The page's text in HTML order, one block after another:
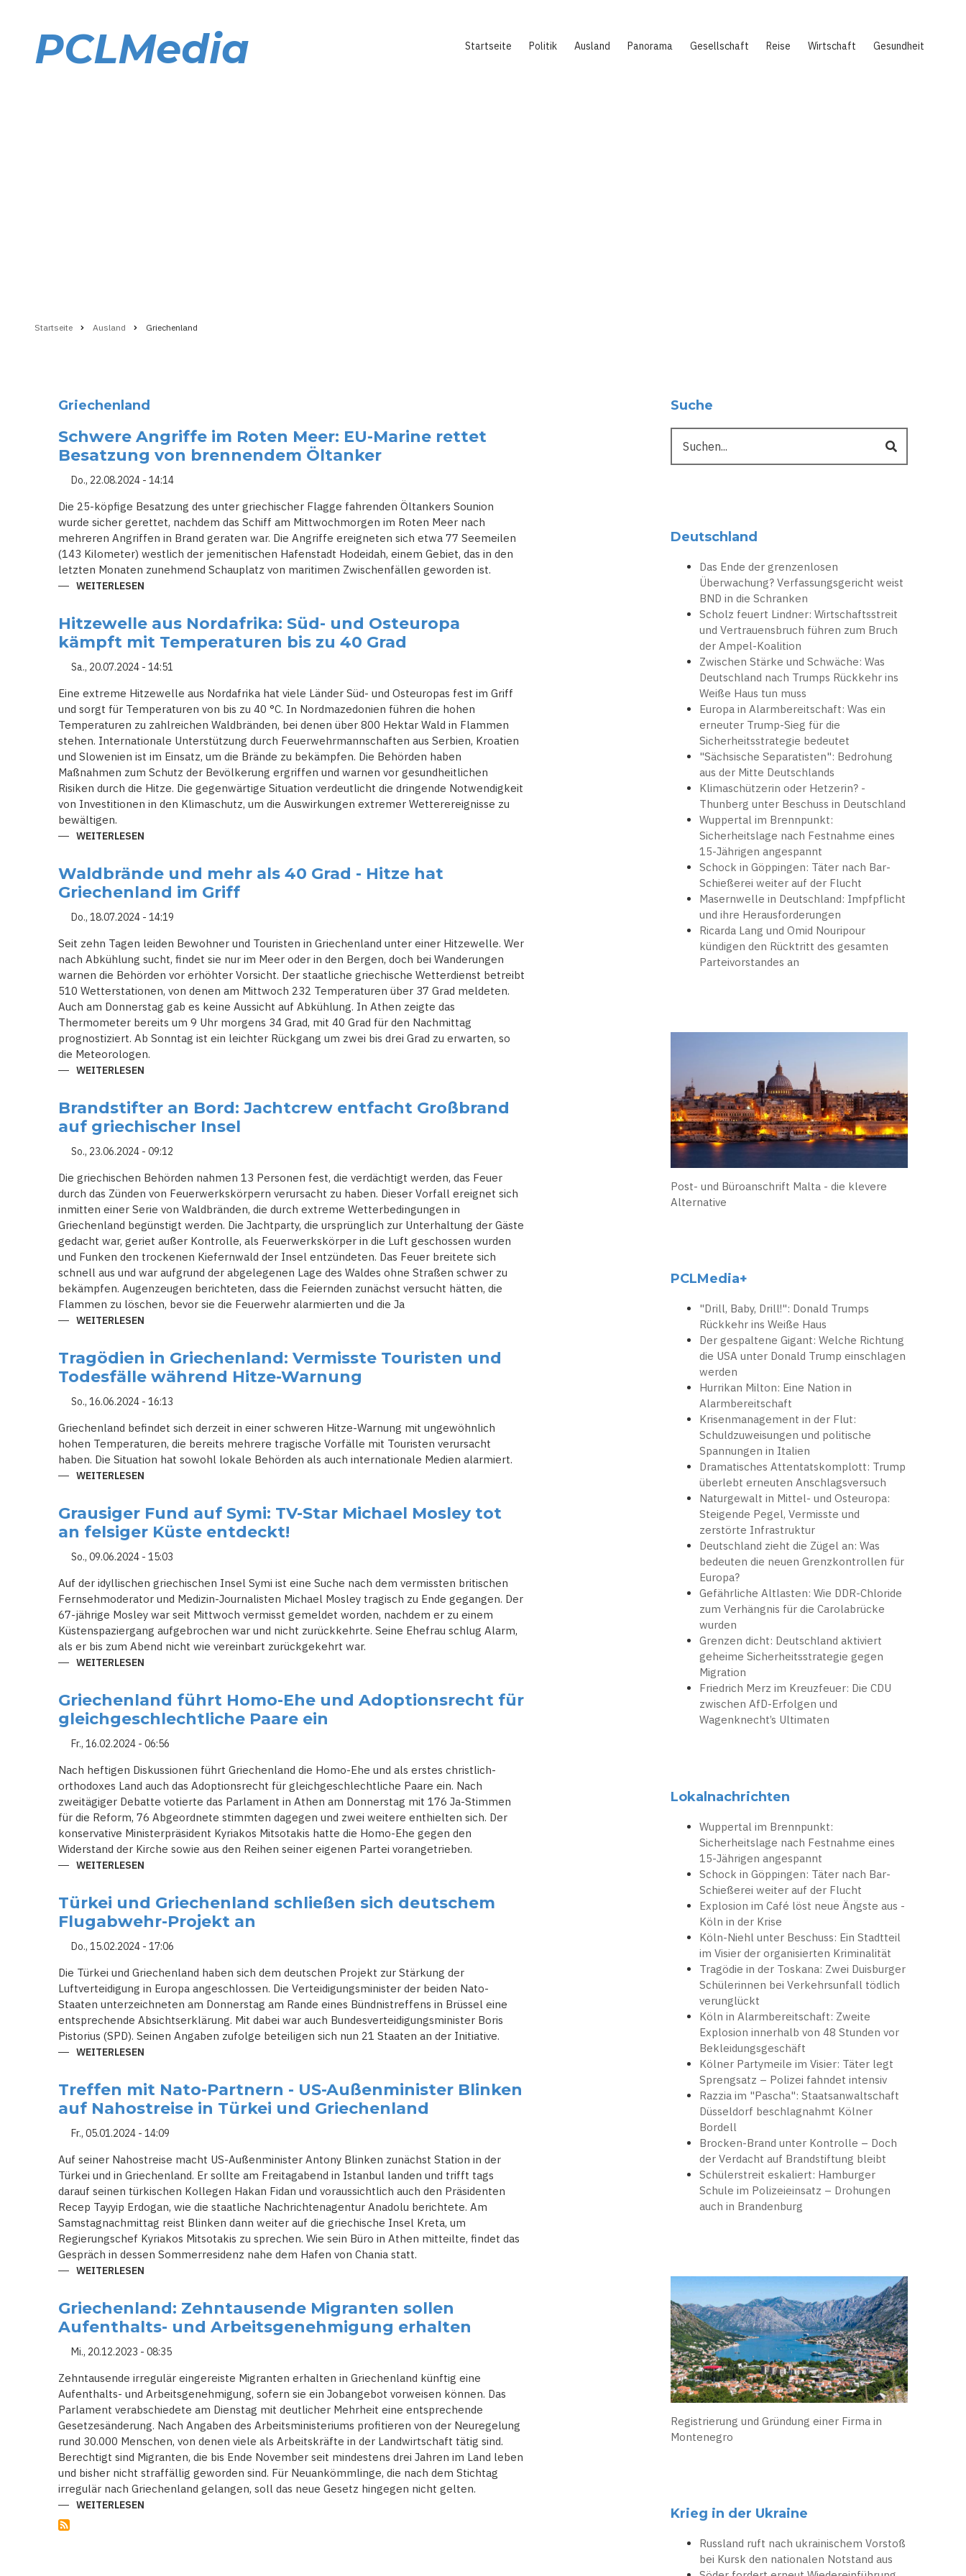
PCLMedia Startseite Politik Ausland Panorama Gesellschaft Reise Wirtschaft Gesundheit
Startseite Ausland Griechenland
Griechenland
Schwere Angriffe im Roten Meer: EU-Marine rettet
Besatzung von brennendem Öltanker
Do., 22.08.2024 - 14:14
Die 25-köpfige Besatzung des unter griechischer Flagge fahrenden Öltankers Sounion
wurde sicher gerettet, nachdem das Schiff am Mittwochmorgen im Roten Meer nach
mehreren Angriffen in Brand geraten war. Die Angriffe ereigneten sich etwa 77 Seemeilen
(143 Kilometer) westlich der jemenitischen Hafenstadt Hodeidah, einem Gebiet, das in den
letzten Monaten zunehmend Schauplatz von maritimen Zwischenfällen geworden ist.
WEITERLESEN
ROTEN
MEER:
EU-
RETTET
BRENNENDEM
ÖLTANKER
Hitzewelle aus Nordafrika: Süd- und Osteuropa
kämpft mit Temperaturen bis zu 40 Grad
Sa., 20.07.2024 - 14:51
Eine extreme Hitzewelle aus Nordafrika hat viele Länder Süd- und Osteuropas fest im Griff
und sorgt für Temperaturen von bis zu 40 °C. In Nordmazedonien führen die hohen
Temperaturen zu zahlreichen Waldbränden, bei denen über 800 Hektar Wald in Flammen
stehen. Internationale Unterstützung durch Feuerwehrmannschaften aus Serbien, Kroatien
und Slowenien ist im Einsatz, um die Brände zu bekämpfen. Die Behörden haben
Maßnahmen zum Schutz der Bevölkerung ergriffen und warnen vor gesundheitlichen
Risiken durch die Hitze. Die gegenwärtige Situation verdeutlicht die dringende Notwendigkeit
von Investitionen in den Klimaschutz, um die Auswirkungen extremer Wetterereignisse zu
bewältigen.
WEITERLESEN
NORDAFRIKA:
SÜD-
UND
OSTEUROPA
MIT
BIS
ZU
40
GRAD
Waldbrände und mehr als 40 Grad - Hitze hat
Griechenland im Griff
Do., 18.07.2024 - 14:19
Seit zehn Tagen leiden Bewohner und Touristen in Griechenland unter einer Hitzewelle. Wer
nach Abkühlung sucht, findet sie nur im Meer oder in den Bergen, doch bei Wanderungen
warnen die Behörden vor erhöhter Vorsicht. Der staatliche griechische Wetterdienst betreibt
510 Wetterstationen, von denen am Mittwoch 232 Temperaturen über 37 Grad meldeten.
Auch am Donnerstag gab es keine Aussicht auf Abkühlung. In Athen zeigte das
Thermometer bereits um 9 Uhr morgens 34 Grad, mit 40 Grad für den Nachmittag
prognostiziert. Ab Sonntag ist ein leichter Rückgang um zwei bis drei Grad zu erwarten, so
die Meteorologen.
WEITERLESEN
ALS
40
GRAD
HITZE
GRIECHENLAND
IM
GRIFF
Brandstifter an Bord: Jachtcrew entfacht Großbrand
auf griechischer Insel
So., 23.06.2024 - 09:12
Die griechischen Behörden nahmen 13 Personen fest, die verdächtigt werden, das Feuer
durch das Zünden von Feuerwerkskörpern verursacht zu haben. Dieser Vorfall ereignet sich
inmitten einer Serie von Waldbränden, die durch extreme Wetterbedingungen in
Griechenland begünstigt werden. Die Jachtparty, die ursprünglich zur Unterhaltung der Gäste
gedacht war, geriet außer Kontrolle, als Feuerwerkskörper in die Luft geschossen wurden
und Funken den trockenen Kiefernwald der Insel entzündeten. Das Feuer breitete sich
schnell aus und war aufgrund der abgelegenen Lage des Waldes ohne Straßen schwer zu
bekämpfen. Augenzeugen berichteten, dass die Feiernden zunächst versucht hätten, die
Flammen zu löschen, bevor sie die Feuerwehr alarmierten und die Ja
WEITERLESEN
BORD:
JACHTCREW
ENTFACHT
GROSSBRAND A
RIECHISCHER I
Tragödien in Griechenland: Vermisste Touristen und
Todesfälle während Hitze-Warnung
So., 16.06.2024 - 16:13
Griechenland befindet sich derzeit in einer schweren Hitze-Warnung mit ungewöhnlich
hohen Temperaturen, die bereits mehrere tragische Vorfälle mit Touristen verursacht
haben. Die Situation hat sowohl lokale Behörden als auch internationale Medien alarmiert.
WEITERLESEN
GRIECHENLAND:
VERMISSTE
TOURISTEN
UND
WÄHREND
WARNUNG
Grausiger Fund auf Symi: TV-Star Michael Mosley tot
an felsiger Küste entdeckt!
So., 09.06.2024 - 15:03
Auf der idyllischen griechischen Insel Symi ist eine Suche nach dem vermissten britischen
Fernsehmoderator und Medizin-Journalisten Michael Mosley tragisch zu Ende gegangen. Der
67-jährige Mosley war seit Mittwoch vermisst gemeldet worden, nachdem er zu einem
Küstenspaziergang aufgebrochen war und nicht zurückkehrte. Seine Ehefrau schlug Alarm,
als er bis zum Abend nicht wie vereinbart zurückgekehrt war.
WEITERLESEN
SYMI:
TV-
STAR
MOSLEY
AN
FELSIGER
KÜSTE
ENTDECKT!
Griechenland führt Homo-Ehe und Adoptionsrecht für
gleichgeschlechtliche Paare ein
Fr., 16.02.2024 - 06:56
Nach heftigen Diskussionen führt Griechenland die Homo-Ehe und als erstes christlich-
orthodoxes Land auch das Adoptionsrecht für gleichgeschlechtliche Paare ein. Nach
zweitägiger Debatte votierte das Parlament in Athen am Donnerstag mit 176 Ja-Stimmen
für die Reform, 76 Abgeordnete stimmten dagegen und zwei weitere enthielten sich. Der
konservative Ministerpräsident Kyriakos Mitsotakis hatte die Homo-Ehe gegen den
Widerstand der Kirche sowie aus den Reihen seiner eigenen Partei vorangetrieben.
WEITERLESEN
HOMO-
EHE
UND
ADOPTIONSRECHT
GLEICHGESCHLECHTLICHE
EIN
Türkei und Griechenland schließen sich deutschem
Flugabwehr-Projekt an
Do., 15.02.2024 - 17:06
Die Türkei und Griechenland haben sich dem deutschen Projekt zur Stärkung der
Luftverteidigung in Europa angeschlossen. Die Verteidigungsminister der beiden Nato-
Staaten unterzeichneten am Donnerstag am Rande eines Bündnistreffens in Brüssel eine
entsprechende Absichtserklärung. Mit dabei war auch Bundesverteidigungsminister Boris
Pistorius (SPD). Seinen Angaben zufolge beteiligen sich nun 21 Staaten an der Initiative.
WEITERLESEN
GRIECHENLAND
SCHLIESSEN S
ICH D
EUTSCHEM F
ROJEKT A
Treffen mit Nato-Partnern - US-Außenminister Blinken
auf Nahostreise in Türkei und Griechenland
Fr., 05.01.2024 - 14:09
Auf seiner Nahostreise macht US-Außenminister Antony Blinken zunächst Station in der
Türkei und in Griechenland. Er sollte am Freitagabend in Istanbul landen und trifft tags
darauf seinen türkischen Kollegen Hakan Fidan und voraussichtlich auch den Präsidenten
Recep Tayyip Erdogan, wie die staatliche Nachrichtenagentur Anadolu berichtete. Am
Samstagnachmittag reist Blinken dann weiter auf die griechische Insel Kreta, um
Regierungschef Kyriakos Mitsotakis zu sprechen. Wie sein Büro in Athen mitteilte, findet das
Gespräch in dessen Sommerresidenz nahe dem Hafen von Chania statt.
WEITERLESEN
NATO-
PARTNERN
-
US-
LINKEN A
AHOSTREISE I
N T
ÜRKEI U
ND G
RIECHENLAND
Griechenland: Zehntausende Migranten sollen
Aufenthalts- und Arbeitsgenehmigung erhalten
Mi., 20.12.2023 - 08:35
Zehntausende irregulär eingereiste Migranten erhalten in Griechenland künftig eine
Aufenthalts- und Arbeitsgenehmigung, sofern sie ein Jobangebot vorweisen können. Das
Parlament verabschiedete am Dienstag mit deutlicher Mehrheit eine entsprechende
Gesetzesänderung. Nach Angaben des Arbeitsministeriums profitieren von der Neuregelung
rund 30.000 Menschen, von denen viele als Arbeitskräfte in der Landwirtschaft tätig sind.
Berechtigt sind Migranten, die bis Ende November seit mindestens drei Jahren im Land leben
und bisher nicht straffällig geworden sind. Für Neuankömmlinge, die nach dem Stichtag
irregulär nach Griechenland gelangen, soll das neue Gesetz hingegen nicht gelten.
WEITERLESEN
Suche
Deutschland
Das Ende der grenzenlosen
Überwachung? Verfassungsgericht weist
BND in die Schranken
Scholz feuert Lindner: Wirtschaftsstreit
und Vertrauensbruch führen zum Bruch
der Ampel-Koalition
Zwischen Stärke und Schwäche: Was
Deutschland nach Trumps Rückkehr ins
Weiße Haus tun muss
Europa in Alarmbereitschaft: Was ein
erneuter Trump-Sieg für die
Sicherheitsstrategie bedeutet
"Sächsische Separatisten": Bedrohung
aus der Mitte Deutschlands
Klimaschützerin oder Hetzerin? -
Thunberg unter Beschuss in Deutschland
Wuppertal im Brennpunkt:
Sicherheitslage nach Festnahme eines
15-Jährigen angespannt
Schock in Göppingen: Täter nach Bar-
Schießerei weiter auf der Flucht
Masernwelle in Deutschland: Impfpflicht
und ihre Herausforderungen
Ricarda Lang und Omid Nouripour
kündigen den Rücktritt des gesamten
Parteivorstandes an
Post- und Büroanschrift Malta - die klevere
Alternative
PCLMedia+
"Drill, Baby, Drill!": Donald Trumps
Rückkehr ins Weiße Haus
Der gespaltene Gigant: Welche Richtung
die USA unter Donald Trump einschlagen
werden
Hurrikan Milton: Eine Nation in
Alarmbereitschaft
Krisenmanagement in der Flut:
Schuldzuweisungen und politische
Spannungen in Italien
Dramatisches Attentatskomplott: Trump
überlebt erneuten Anschlagsversuch
Naturgewalt in Mittel- und Osteuropa:
Steigende Pegel, Vermisste und
zerstörte Infrastruktur
Deutschland zieht die Zügel an: Was
bedeuten die neuen Grenzkontrollen für
Europa?
Gefährliche Altlasten: Wie DDR-Chloride
zum Verhängnis für die Carolabrücke
wurden
Grenzen dicht: Deutschland aktiviert
geheime Sicherheitsstrategie gegen
Migration
Friedrich Merz im Kreuzfeuer: Die CDU
zwischen AfD-Erfolgen und
Wagenknecht’s Ultimaten
Lokalnachrichten
Wuppertal im Brennpunkt:
Sicherheitslage nach Festnahme eines
15-Jährigen angespannt
Schock in Göppingen: Täter nach Bar-
Schießerei weiter auf der Flucht
Explosion im Café löst neue Ängste aus -
Köln in der Krise
Köln-Niehl unter Beschuss: Ein Stadtteil
im Visier der organisierten Kriminalität
Tragödie in der Toskana: Zwei Duisburger
Schülerinnen bei Verkehrsunfall tödlich
verunglückt
Köln in Alarmbereitschaft: Zweite
Explosion innerhalb von 48 Stunden vor
Bekleidungsgeschäft
Kölner Partymeile im Visier: Täter legt
Sprengsatz – Polizei fahndet intensiv
Razzia im "Pascha": Staatsanwaltschaft
Düsseldorf beschlagnahmt Kölner
Bordell
Brocken-Brand unter Kontrolle – Doch
der Verdacht auf Brandstiftung bleibt
Schülerstreit eskaliert: Hamburger
Schule im Polizeieinsatz – Drohungen
auch in Brandenburg
Registrierung und Gründung einer Firma in
Montenegro
Krieg in der Ukraine
Russland ruft nach ukrainischem Vorstoß
bei Kursk den nationalen Notstand aus